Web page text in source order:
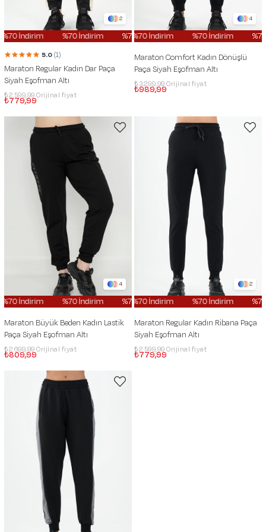
2
İndirim %70 İndirim %70 İndirim %70 İndirim %70
5.0(1)
Maraton Regular Kadın Dar Paça
Siyah Eşofman Altı
₺779,99
₺2.599,99
4
%70 İndirim %70 İndirim
%70
Maraton Comfort Kadın Dönüşlü
Paça Siyah Eşofman Altı
₺989,99
₺3.299,99
4
İndirim %70 İndirim %70 İndirim %70 İndirim
%70
Maraton Büyük Beden Kadın Lastik
Paça Siyah Eşofman Altı
₺809,99
₺2.699,99
2
%70 İndirim %70 İndirim
%70
Maraton Regular Kadın Ribana Paça
Siyah Eşofman Altı
₺779,99
₺2.599,99